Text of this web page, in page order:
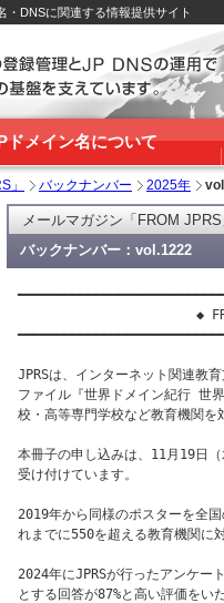
・DNSに関連する情報提供サイト
ドメイン名について
」 バックナンバー 2025年
メールマガジン「FROM
バックナンバー：vol.1222
◆
JPRSは、インターネット関連教
ファイル『世界ドメイン紀行 世
校・高等専門学校など教育機関
本冊子の申し込みは、11月19日
受け付けています。
2019年から同様のポスターを全
れまでに550を超える教育機関に
2024年にJPRSが行ったアンケー
とする回答が87%と高い評価をい